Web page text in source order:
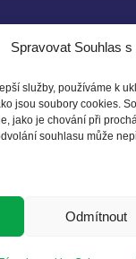
Spravovat Souhlas s
služby, používáme k
jsou soubory cookies.
jako je chování při
souhlasu může
Odmítnout
Council
Developement
4